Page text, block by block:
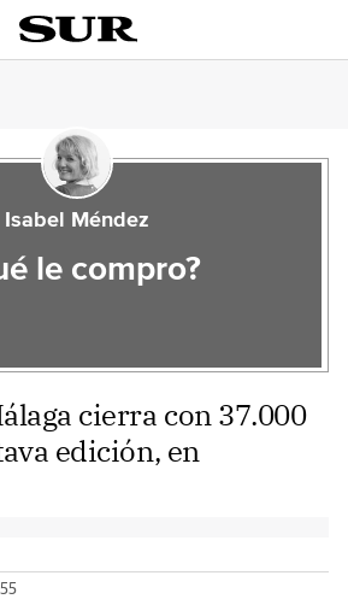
Isabel Méndez
le compro?
cierra con 37.000
edición, en